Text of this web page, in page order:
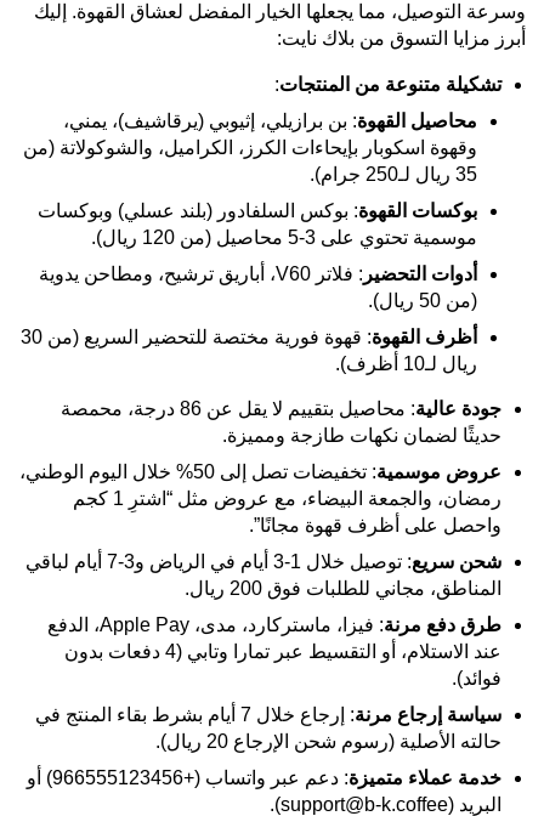
وسرعة التوصيل، مما يجعلها الخيار المفضل لعشاق القهوة. إليك
أبرز مزايا التسوق من بلاك نايت:
تشكيلة متنوعة من المنتجات:
محاصيل القهوة: بن برازيلي، إثيوبي (يرقاشيف)، يمني،
وقهوة اسكوبار بإيحاءات الكرز، الكراميل، والشوكولاتة (من
35 ريال لـ250 جرام).
بوكسات القهوة: بوكس السلفادور (بلند عسلي) وبوكسات
موسمية تحتوي على 3-5 محاصيل (من 120 ريال).
أدوات التحضير
: فلاتر V60، أباريق ترشيح، ومطاحن يدوية
(من 50 ريال).
أظرف القهوة
: قهوة فورية مختصة للتحضير السريع (من 30
ريال لـ10 أظرف).
جودة عالية
: محاصيل بتقييم لا يقل عن 86 درجة، محمصة
حديثًا لضمان نكهات طازجة ومميزة.
عروض موسمية
: تخفيضات تصل إلى 50% خلال اليوم الوطني،
رمضان، والجمعة البيضاء، مع عروض مثل “اشترِ 1 كجم
واحصل على أظرف قهوة مجانًا”.
شحن سريع
: توصيل خلال 1-3 أيام في الرياض و3-7 أيام لباقي
المناطق، مجاني للطلبات فوق 200 ريال.
طرق دفع مرنة
: فيزا، ماستركارد، مدى، Apple Pay، الدفع
عند الاستلام، أو التقسيط عبر تمارا وتابي (4 دفعات بدون
فوائد).
سياسة إرجاع مرنة
: إرجاع خلال 7 أيام بشرط بقاء المنتج في
حالته الأصلية (رسوم شحن الإرجاع 20 ريال).
خدمة عملاء متميزة
: دعم عبر واتساب (+966555123456) أو
البريد (support@b-k.coffee).